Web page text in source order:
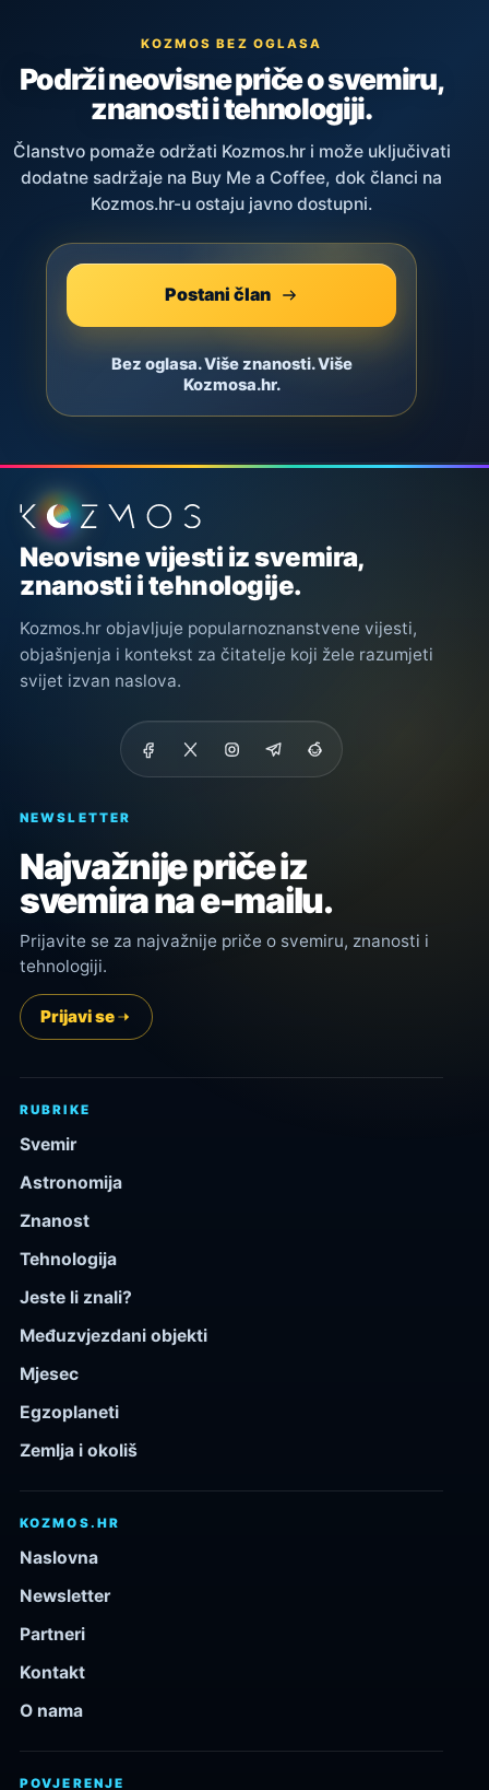
KOZMOS BEZ OGLASA
Podrži neovisne priče o svemiru,
znanosti i tehnologiji.
Članstvo pomaže održati Kozmos.hr i može uključivati
dodatne sadržaje na Buy Me a Coffee, dok članci na
Kozmos.hr-u ostaju javno dostupni.
Postani član
Bez oglasa. Više znanosti. Više
Kozmosa.hr.
Podnožje stranice
Neovisne vijesti iz svemira,
znanosti i tehnologije.
Kozmos.hr objavljuje popularnoznanstvene vijesti,
objašnjenja i kontekst za čitatelje koji žele razumjeti
svijet izvan naslova.
NEWSLETTER
Najvažnije priče iz
svemira na e-mailu.
Prijavite se za najvažnije priče o svemiru, znanosti i
tehnologiji.
Prijavi se
RUBRIKE
Svemir
Astronomija
Znanost
Tehnologija
Jeste li znali?
Međuzvjezdani objekti
Mjesec
Egzoplaneti
Zemlja i okoliš
KOZMOS.HR
Naslovna
Newsletter
Partneri
Kontakt
O nama
POVJERENJE